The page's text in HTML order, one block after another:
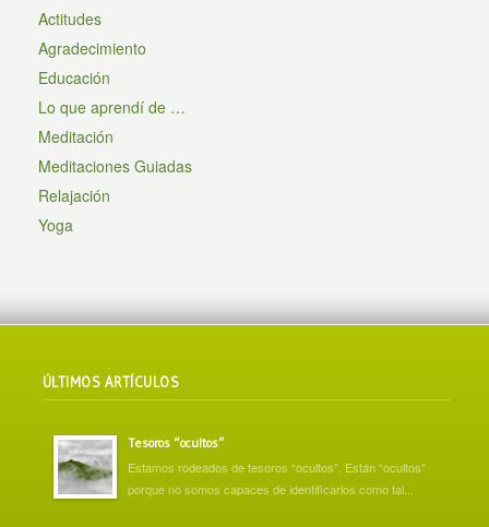
Actitudes
Agradecimiento
Educación
Lo que aprendí de …
Meditación
Meditaciones Guiadas
Relajación
Yoga
ÚLTIMOS ARTÍCULOS
Tesoros “ocultos”
Estamos rodeados de tesoros “ocultos”. Están “ocultos”
porque no somos capaces de identificarlos como tal...